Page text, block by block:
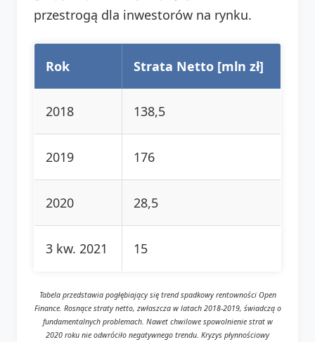
przestrogą dla inwestorów na rynku.
Rok Strata Netto [mln zł]
2018 138,5
2019 176
2020 28,5
3 kw. 2021 15
Tabela przedstawia pogłębiający się trend spadkowy rentowności Open
Finance. Rosnące straty netto, zwłaszcza w latach 2018-2019, świadczą o
fundamentalnych problemach. Nawet chwilowe spowolnienie strat w
2020 roku nie odwróciło negatywnego trendu. Kryzys płynnościowy